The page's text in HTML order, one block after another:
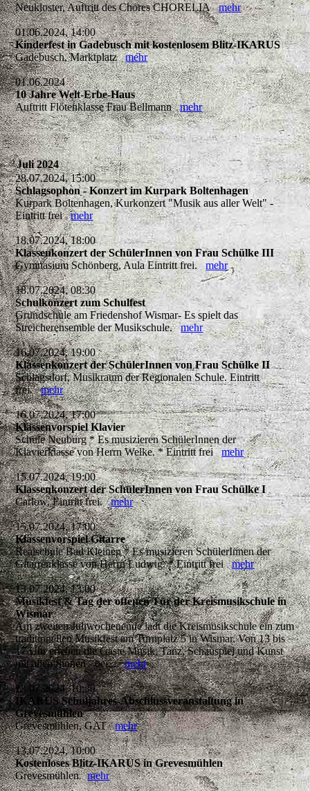
Neukloster, Auftritt des Chores CHORELIAmehr
01.06.2024, 14:00
Kinderfest in Gadebusch mit kostenlosem Blitz-IKARUS
Gadebusch, Marktplatzmehr
01.06.2024
10 Jahre Welt-Erbe-Haus
Auftritt Flötenklasse Frau Bellmannmehr
Juli 2024
28.07.2024, 15:00
Schlagsophon - Konzert im Kurpark Boltenhagen
Kurpark Boltenhagen, Kurkonzert "Musik aus aller Welt" -
Eintritt freimehr
18.07.2024, 18:00
Klassenkonzert der SchülerInnen von Frau Schülke III
Gymnasium Schönberg, Aula Eintritt frei.mehr
18.07.2024, 08:30
Schulkonzert zum Schulfest
Grundschule am Friedenshof Wismar- Es spielt das
Streicherensemble der Musikschule.mehr
16.07.2024, 19:00
Klassenkonzert der SchülerInnen von Frau Schülke II
Schlagsdorf, Musikraum der Regionalen Schule. Eintritt
frei.mehr
16.07.2024, 17:00
Klassenvorspiel Klavier
Schule Neuburg * Es musizieren SchülerInnen der
Klavierklasse von Herrn Welke. * Eintritt freimehr
15.07.2024, 19:00
Klassenkonzert der SchülerInnen von Frau Schülke I
Carlow, Eintritt frei.mehr
15.07.2024, 17:00
Klassenvorspiel Gitarre
Realschule Bad Kleinen * Es musizieren SchülerInnen der
Gitarrenklasse von Herrn Ludwig. * Eintritt freimehr
13.07.2024, 13:00
Musikfest & Tag der offenen Tür der Kreismusikschule in
Wismar
Am zweiten Juliwochenende lädt die Kreismusikschule ein zum
traditionellen Musikfest am Turnplatz 5 in Wismar. Von 13 bis
17 Uhr erleben die Gäste Musik, Tanz, Schauspiel und Kunst
mit allen Sinnen - bei...mehr
13.07.2024, 10:30
IKARUS Schuljahres-Abschlussveranstaltung in
Grevesmühlen
Grevesmühlen, GATmehr
13.07.2024, 10:00
Kostenloses Blitz-IKARUS in Grevesmühlen
Grevesmühlenmehr